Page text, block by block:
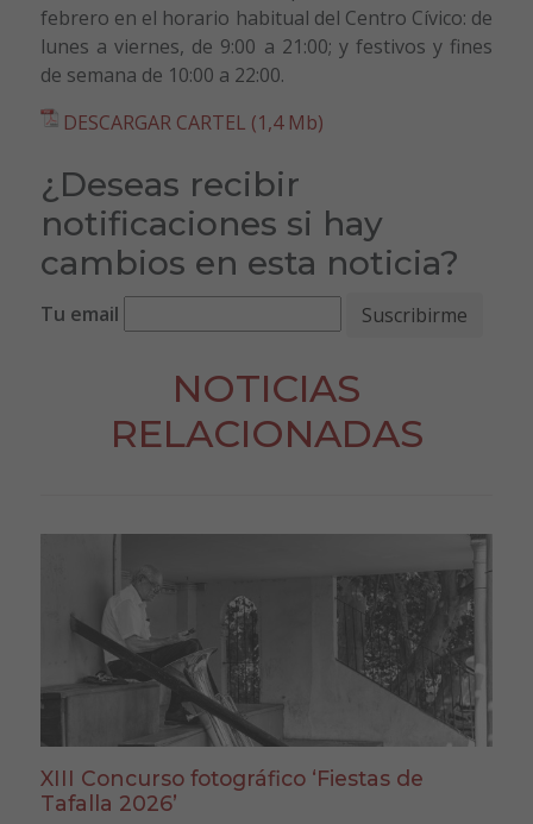
febrero en el horario habitual del Centro Cívico: de
lunes a viernes, de 9:00 a 21:00; y festivos y fines
de semana de 10:00 a 22:00.
DESCARGAR CARTEL (1,4 Mb)
¿Deseas recibir
notificaciones si hay
cambios en esta noticia?
Tu email
NOTICIAS
RELACIONADAS
XIII Concurso fotográfico ‘Fiestas de
Tafalla 2026’